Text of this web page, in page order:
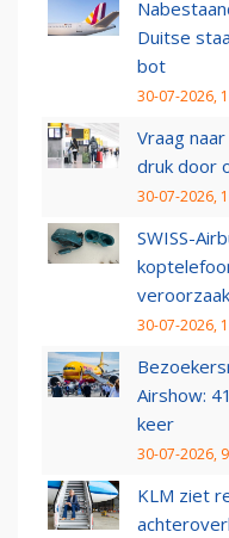
Duitse
bot
30-07-2026,
Vraag
druk door
30-07-2026,
SWISS-
30-07-2026,
Airshow:
keer
30-07-2026,
KLM ziet